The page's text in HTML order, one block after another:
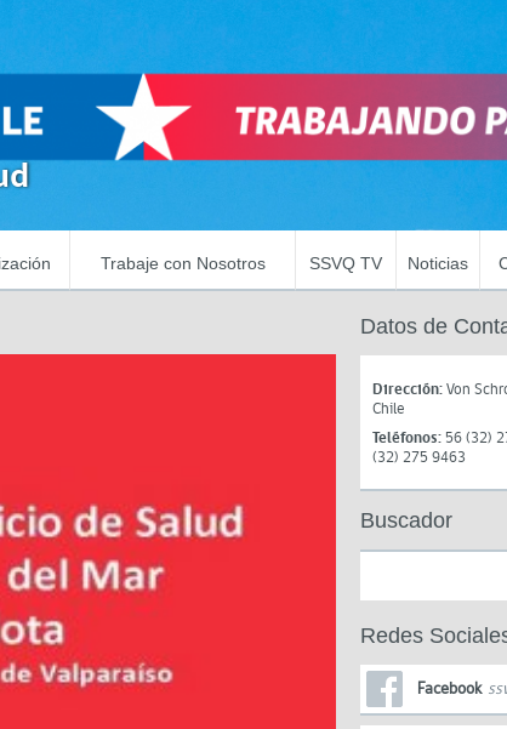
Trabaje con Nosotros SSVQ TV Noticias
Datos de
Dirección:Von
Chile
Teléfonos: 56 (32)
(32) 275 9463
Buscador
Redes
Facebook